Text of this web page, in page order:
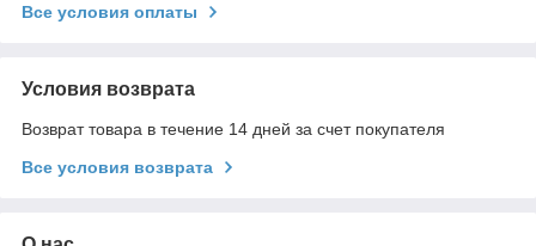
Все условия оплаты
Условия возврата
Возврат товара в течение 14 дней за счет покупателя
Все условия возврата